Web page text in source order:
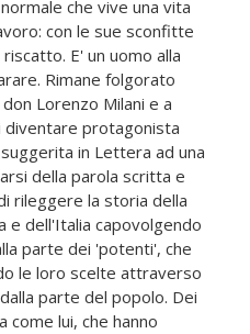
che vive una vita
con le sue sconfitte
E' un uomo alla
Rimane folgorato
Lorenzo Milani e a
diventare protagonista
in Lettera ad una
della parola scritta e
rileggere la storia della
e dell'Italia capovolgendo
parte dei 'potenti', che
le loro scelte attraverso
parte del popolo. Dei
come lui, che hanno